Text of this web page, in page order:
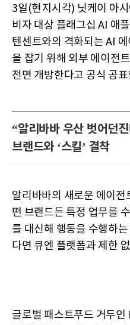
3일(현지시각) 닛케이 아
비자 대상 플래그십 AI 애
텐센트와의 격화되는 AI
을 잡기 위해 외부 에이전
전면 개방한다고 공식 공
“알리바바 우산 벗어던
브랜드와 ‘스킬’ 결착
알리바바의 새로운 에이전
떤 브랜드든 특정 업무를
를 대신해 행동을 수행하
다면 큐엔 플랫폼과 제한
글로벌 패스트푸드 거두인